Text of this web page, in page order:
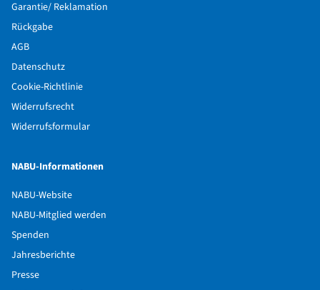
Garantie/ Reklamation
Rückgabe
AGB
Datenschutz
Cookie-Richtlinie
Widerrufsrecht
Widerrufsformular
NABU-Informationen
NABU-Website
NABU-Mitglied werden
Spenden
Jahresberichte
Presse